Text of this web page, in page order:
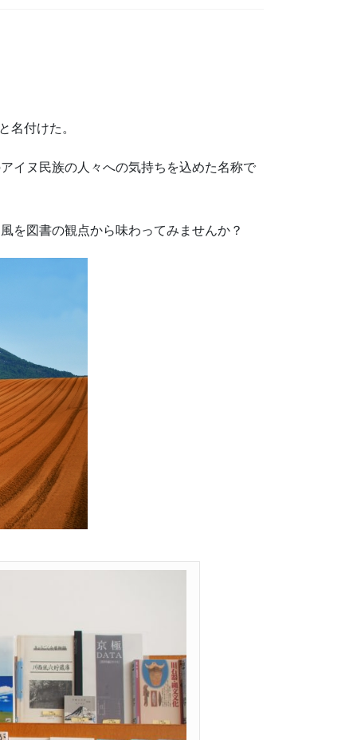
名付けた。
イヌ民族の人々への気持ちを込めた名称で
を図書の観点から味わってみませんか？